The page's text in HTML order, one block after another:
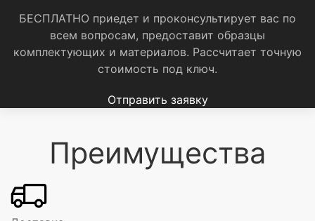
БЕСПЛАТНО приедет и проконсультирует вас по
всем вопросам, предоставит образцы
комплектующих и материалов. Рассчитает точную
стоимость под ключ.
Отправить заявку
Преимущества